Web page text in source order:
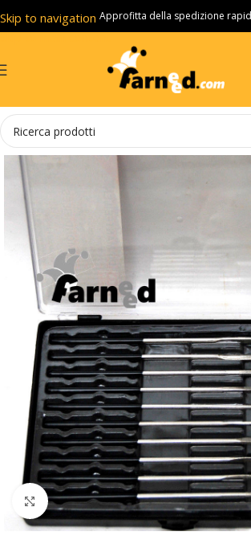
Skip to navigation
Skip to main content
Approfitta della spedizione
Click to enlarge